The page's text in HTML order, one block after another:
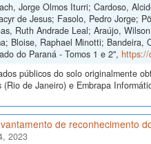
Jorge Olmos Iturri; Cardoso,
de Jesus; Fasolo, Pedro Jorge;
Ruth Andrade Leal; Araújo,
Bloise, Raphael Minotti; Bandeira,
do Paraná - Tomos 1 e 2", https://
públicos do solo originalmente
(Rio de Janeiro) e Embrapa
de reconhecimento
2023